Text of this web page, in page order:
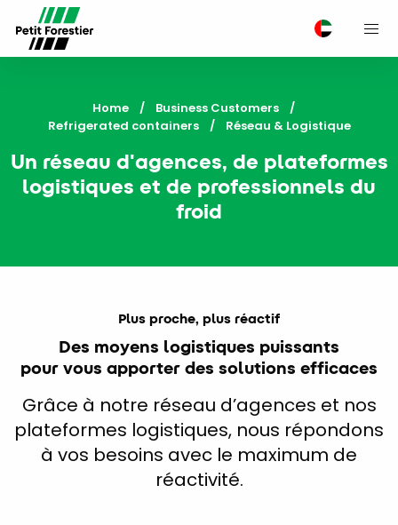
Home
Business Customers
Refrigerated containers
Current:
Réseau & Logistique
Un réseau d'agences, de plateformes
logistiques et de professionnels du
froid
Plus proche, plus réactif
Des moyens logistiques puissants
pour vous apporter des solutions efficaces
Grâce à notre réseau d’agences et nos
plateformes logistiques, nous répondons
à vos besoins avec le maximum de
réactivité.